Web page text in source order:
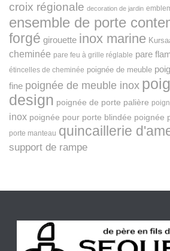
croix régionale decoration de jardin
ensemble de porte
forgé girouette inox marine
cheminée pare feu à grille réglable pare
étincelles de cheminée poignée de meuble
fine poignée de meuble inox
design poignée de porte palière
inox poignée pour porte blindée poignée
porte manteau quincaillerie
support de rampe